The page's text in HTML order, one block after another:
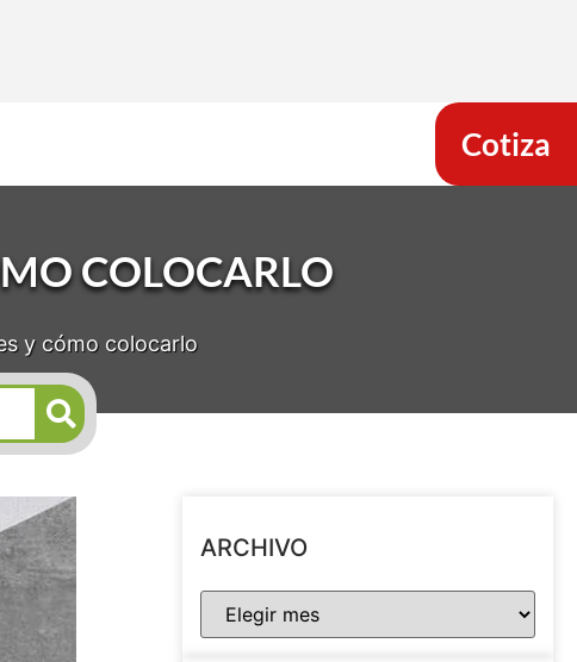
Cotiza
COLOCARLO
y cómo colocarlo
ARCHIVO